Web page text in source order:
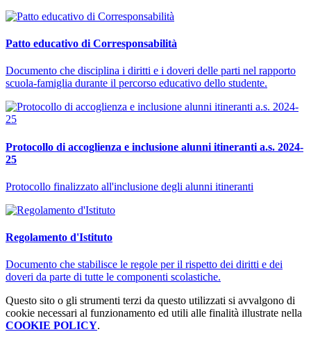
Patto educativo di Corresponsabilità
Documento che disciplina i diritti e i doveri delle parti nel rapporto
scuola-famiglia durante il percorso educativo dello studente.
Protocollo di accoglienza e inclusione alunni itineranti a.s. 2024-
25
Protocollo finalizzato all'inclusione degli alunni itineranti
Regolamento d'Istituto
Documento che stabilisce le regole per il rispetto dei diritti e dei
doveri da parte di tutte le componenti scolastiche.
Questo sito o gli strumenti terzi da questo utilizzati si avvalgono di
cookie necessari al funzionamento ed utili alle finalità illustrate nella
COOKIE POLICY.